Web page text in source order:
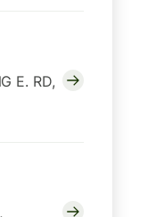
E. RD,